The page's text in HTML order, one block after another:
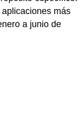
más
a junio de